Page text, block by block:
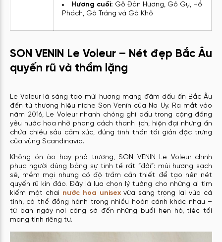
Hương cuối: Gỗ Đàn Hương, Gỗ Gụ, Hổ
Phách, Gỗ Trắng và Gỗ Khô
SON VENIN Le Voleur – Nét đẹp Bắc Âu
quyến rũ và thầm lặng
Le Voleur là sáng tạo mùi hương mang đậm dấu ấn Bắc Âu
đến từ thương hiệu niche Son Venïn của Na Uy. Ra mắt vào
năm 2016, Le Voleur nhanh chóng ghi dấu trong cộng đồng
yêu nước hoa nhờ phong cách thanh lịch, hiện đại nhưng ẩn
chứa chiều sâu cảm xúc, đúng tinh thần tối giản đặc trưng
của vùng Scandinavia.
Không ồn ào hay phô trương, SON VENIN Le Voleur chinh
phục người dùng bằng sự tinh tế rất “đời”: mùi hương sạch
sẽ, mềm mại nhưng có độ trầm cần thiết để tạo nên nét
quyến rũ kín đáo. Đây là lựa chọn lý tưởng cho những ai tìm
kiếm một chai nước hoa unisexvừa sang trọng lại vừa cá
tính, có thể đồng hành trong nhiều hoàn cảnh khác nhau –
từ ban ngày nơi công sở đến những buổi hẹn hò, tiệc tối
mang tính riêng tư.